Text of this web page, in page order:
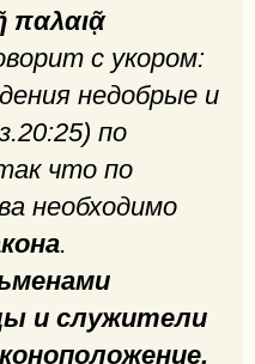
παλαιᾷ
с укором:
недобрые и
по
что по
необходимо
.
и служители